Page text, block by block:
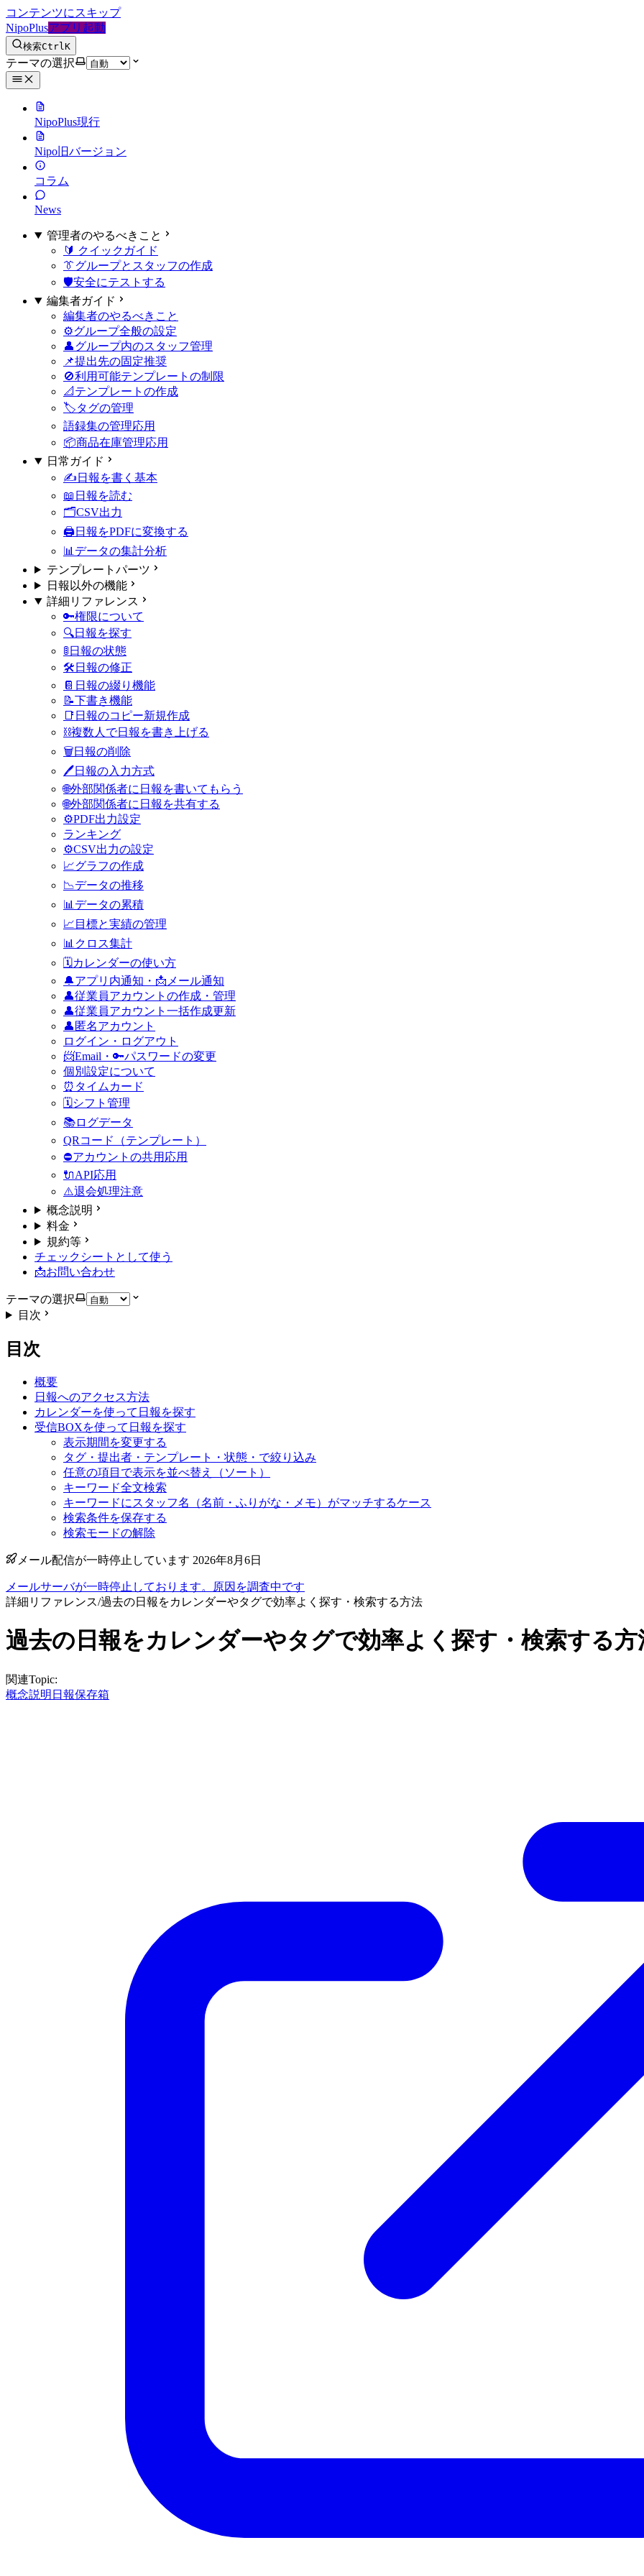
コンテンツにスキップ
NipoPlusアプリ起動
検索CtrlK
テーマの選択
NipoPlus現行
Nipo 旧バージョン
コラム
News
管理者のやるべきこと
🔰 クイックガイド
👔グループとスタッフの作成
🛡️安全にテストする
編集者ガイド
編集者のやるべきこと
⚙️グループ全般の設定
👤グループ内のスタッフ管理
📌提出先の固定推奨
🚫利用可能テンプレートの制限
📐テンプレートの作成
🏷タグの管理
語録集の管理応用
📦商品在庫管理応用
日常ガイド
✍️日報を書く 基本
📖日報を読む
🗂️CSV出力
🖨️日報をPDFに変換する
📊データの集計分析
テンプレートパーツ
日報以外の機能
詳細リファレンス
🔑権限について
🔍日報を探す
🚦日報の状態
🛠️日報の修正
📔日報の綴り機能
📝下書き機能
📑日報のコピー新規作成
⛓️複数人で日報を書き上げる
🗑️日報の削除
🖊日報の入力方式
🌐外部関係者に日報を書いてもらう
🌐外部関係者に日報を共有する
⚙PDF出力設定
ランキング
⚙️CSV出力の設定
📈グラフの作成
📉データの推移
📊データの累積
📈目標と実績の管理
📊クロス集計
🗓️カレンダーの使い方
🔔アプリ内通知・📩メール通知
👤従業員アカウントの作成・管理
👤従業員アカウント一括作成更新
👤匿名アカウント
ログイン・ログアウト
📨Email・🔑パスワードの変更
個別設定について
⏰タイムカード
🗓️シフト管理
📚ログデータ
QRコード（テンプレート）
⛔アカウントの共用 応用
🔌API応用
⚠️退会処理注意
概念説明
料金
規約等
チェックシートとして使う
📩お問い合わせ
テーマの選択
目次
目次
概要
日報へのアクセス方法
カレンダーを使って日報を探す
受信BOXを使って日報を探す
表示期間を変更する
タグ・提出者・テンプレート・状態・で絞り込み
任意の項目で表示を並べ替え（ソート）
キーワード全文検索
キーワードにスタッフ名（名前・ふりがな・メモ）がマッチするケース
検索条件を保存する
検索モードの解除
メール配信が一時停止しています 2026年8月6日
メールサーバが一時停止しております。原因を調査中です
詳細リファレンス/過去の日報をカレンダーやタグで効率よく探す・検索する方法
過去の日報をカレンダーやタグで効率よく探す・検索する方
関連Topic:
概念説明 日報保存箱